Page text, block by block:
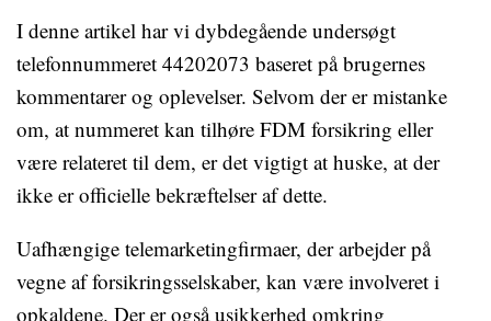
I denne artikel har vi dybdegående undersøgt
telefonnummeret 44202073 baseret på brugernes
kommentarer og oplevelser. Selvom der er mistanke
om, at nummeret kan tilhøre FDM forsikring eller
være relateret til dem, er det vigtigt at huske, at der
ikke er officielle bekræftelser af dette.
Uafhængige telemarketingfirmaer, der arbejder på
vegne af forsikringsselskaber, kan være involveret i
opkaldene. Der er også usikkerhed omkring